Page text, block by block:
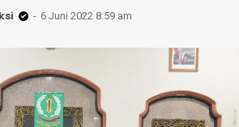
6 Juni 2022 8:59 am